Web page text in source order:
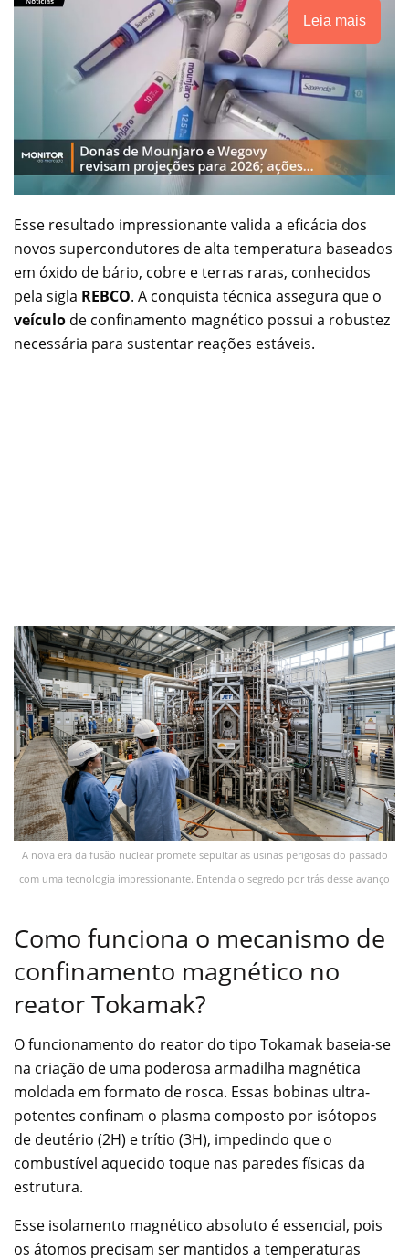
Leia mais
Esse resultado impressionante valida a eficácia dos
novos supercondutores de alta temperatura baseados
em óxido de bário, cobre e terras raras, conhecidos
pela sigla REBCO. A conquista técnica assegura que o
veículo de confinamento magnético possui a robustez
necessária para sustentar reações estáveis.
A nova era da fusão nuclear promete sepultar as usinas perigosas do passado
com uma tecnologia impressionante. Entenda o segredo por trás desse avanço
Como funciona o mecanismo de
confinamento magnético no
reator Tokamak?
O funcionamento do reator do tipo Tokamak baseia-se
na criação de uma poderosa armadilha magnética
moldada em formato de rosca. Essas bobinas ultra-
potentes confinam o plasma composto por isótopos
de deutério (2H) e trítio (3H), impedindo que o
combustível aquecido toque nas paredes físicas da
estrutura.
Esse isolamento magnético absoluto é essencial, pois
os átomos precisam ser mantidos a temperaturas